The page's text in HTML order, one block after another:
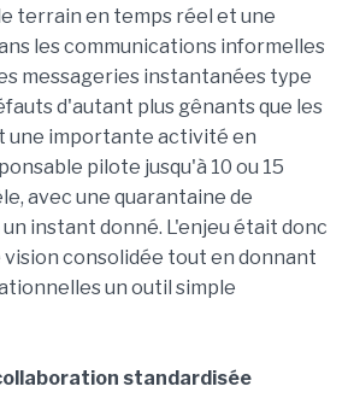
terrain en temps réel et une
les communications informelles
messageries instantanées type
d'autant plus gênants que les
une importante activité en
pilote jusqu'à 10 ou 15
avec une quarantaine de
instant donné. L'enjeu était donc
vision consolidée tout en donnant
un outil simple
standardisée